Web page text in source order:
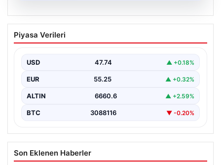
08.08.2026
Kelebek.Org İle Çevrim içi İletişimin
Sertifikalı Adresi Ve Chat Deneyimi
iletişim kurması ciddi bir hassasiyet ifade etmektedir.
Günümüzde…
Piyasa Verileri
USD 47.74 ▲ +0.18%
EUR 55.25 ▲ +0.32%
ALTIN 6660.6 ▲ +2.59%
BTC 3088116 ▼ -0.20%
Son Eklenen Haberler